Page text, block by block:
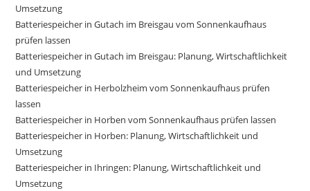
Umsetzung
Batteriespeicher in Gutach im Breisgau vom Sonnenkaufhaus
prüfen lassen
Batteriespeicher in Gutach im Breisgau: Planung, Wirtschaftlichkeit
und Umsetzung
Batteriespeicher in Herbolzheim vom Sonnenkaufhaus prüfen
lassen
Batteriespeicher in Horben vom Sonnenkaufhaus prüfen lassen
Batteriespeicher in Horben: Planung, Wirtschaftlichkeit und
Umsetzung
Batteriespeicher in Ihringen: Planung, Wirtschaftlichkeit und
Umsetzung